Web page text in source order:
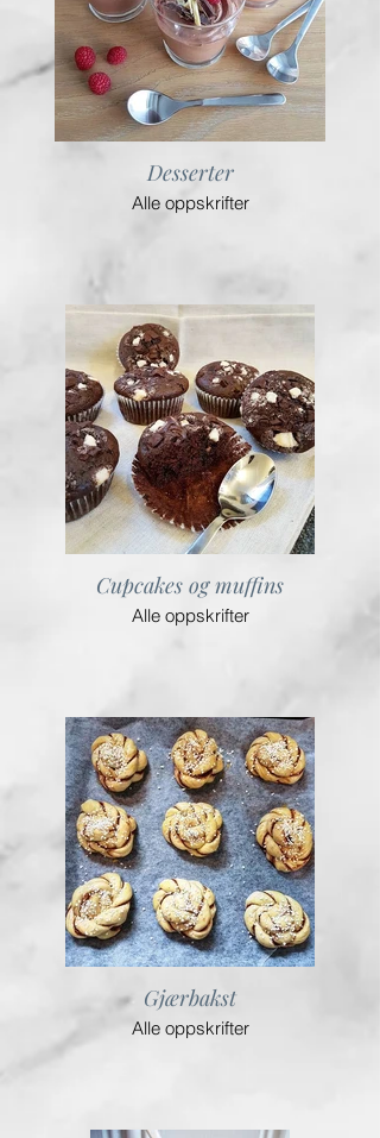
Desserter
Alle oppskrifter
Cupcakes og muffins
Alle oppskrifter
Gjærbakst
Alle oppskrifter